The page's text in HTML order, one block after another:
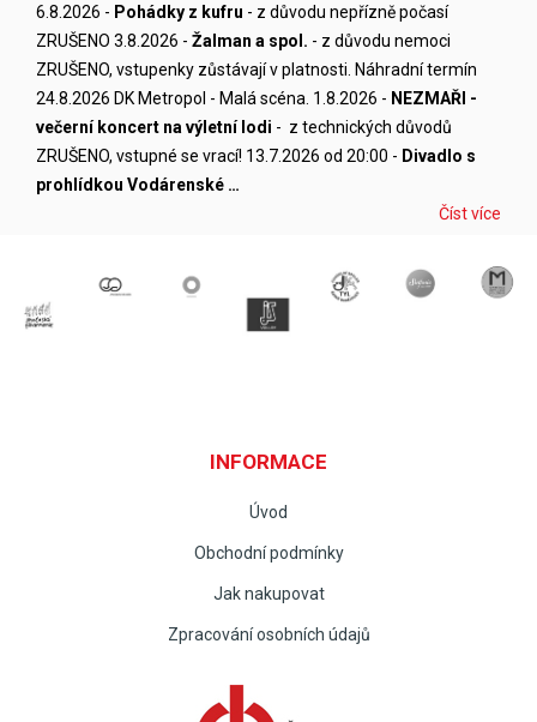
6.8.2026 - Pohádky z kufru - z důvodu nepřízně počasí
ZRUŠENO 3.8.2026 - Žalman a spol. - z důvodu nemoci
ZRUŠENO, vstupenky zůstávají v platnosti. Náhradní termín
24.8.2026 DK Metropol - Malá scéna. 1.8.2026 - NEZMAŘI -
večerní koncert na výletní lodi - z technických důvodů
ZRUŠENO, vstupné se vrací! 13.7.2026 od 20:00 - Divadlo s
prohlídkou Vodárenské …
Číst více
INFORMACE
Úvod
Obchodní podmínky
Jak nakupovat
Zpracování osobních údajů